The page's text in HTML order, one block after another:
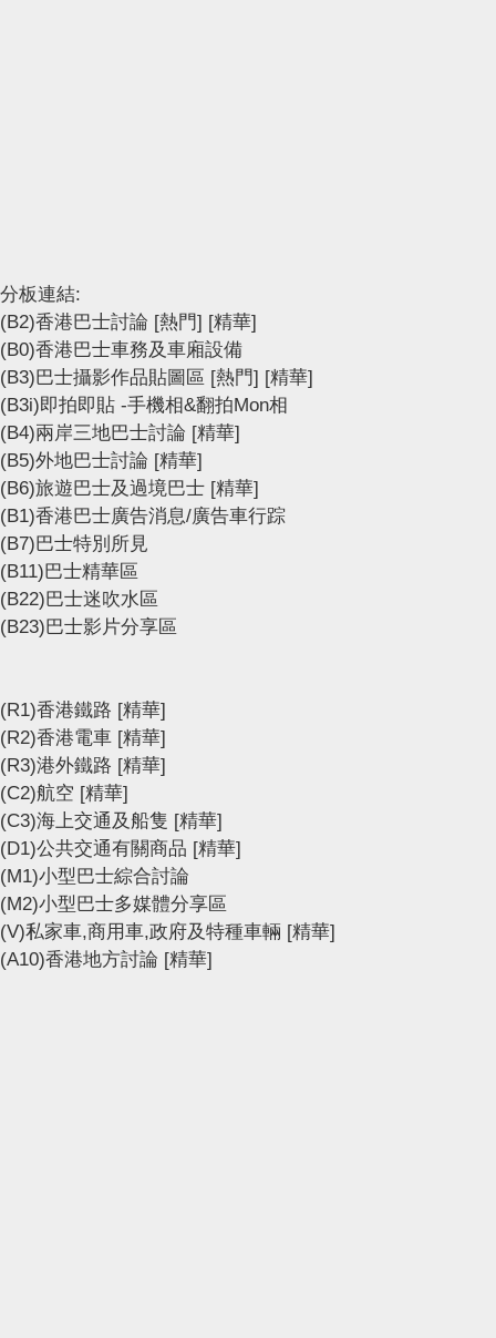
分板連結:
(B2)香港巴士討論 [熱門] [精華]
(B0)香港巴士車務及車廂設備
(B3)巴士攝影作品貼圖區 [熱門] [精華]
(B3i)即拍即貼 -手機相&翻拍Mon相
(B4)兩岸三地巴士討論 [精華]
(B5)外地巴士討論 [精華]
(B6)旅遊巴士及過境巴士 [精華]
(B1)香港巴士廣告消息/廣告車行踪
(B7)巴士特別所見
(B11)巴士精華區
(B22)巴士迷吹水區
(B23)巴士影片分享區
(R1)香港鐵路 [精華]
(R2)香港電車 [精華]
(R3)港外鐵路 [精華]
(C2)航空 [精華]
(C3)海上交通及船隻 [精華]
(D1)公共交通有關商品 [精華]
(M1)小型巴士綜合討論
(M2)小型巴士多媒體分享區
(V)私家車,商用車,政府及特種車輛 [精華]
(A10)香港地方討論 [精華]